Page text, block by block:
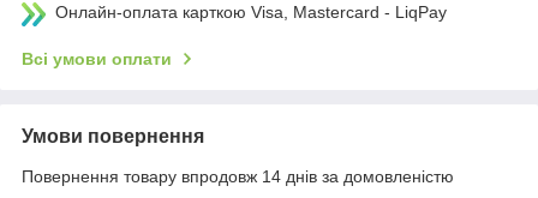
Онлайн-оплата карткою Visa, Mastercard - LiqPay
Всі умови оплати
Умови повернення
Повернення товару впродовж 14 днів за домовленістю